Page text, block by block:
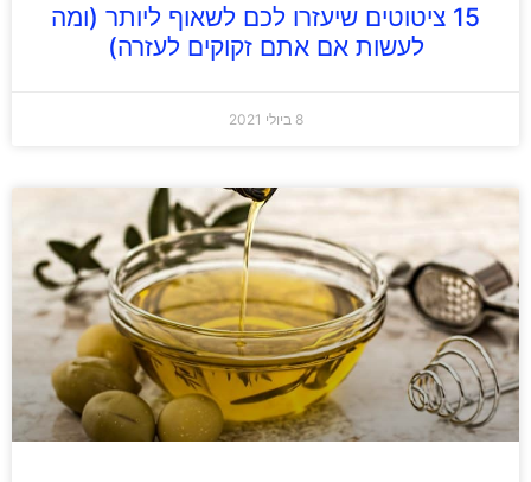
15 ציטוטים שיעזרו לכם לשאוף ליותר (ומה
לעשות אם אתם זקוקים לעזרה)
8 ביולי 2021